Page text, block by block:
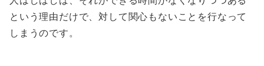
という理由だけで、対して関心もないことを行なって
しまうのです。